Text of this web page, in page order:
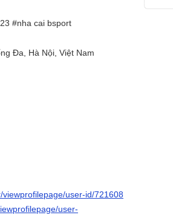
#nha cai bsport
Đa, Hà Nội, Việt Nam
user-id/721608
user-